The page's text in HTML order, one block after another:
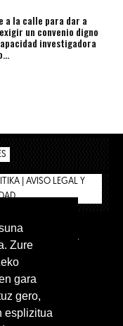
a la calle para dar a
un convenio digno
investigadora
| AVISO LEGAL Y
TIENDA
Castellano
Zure
gara
gero,
esplizitua